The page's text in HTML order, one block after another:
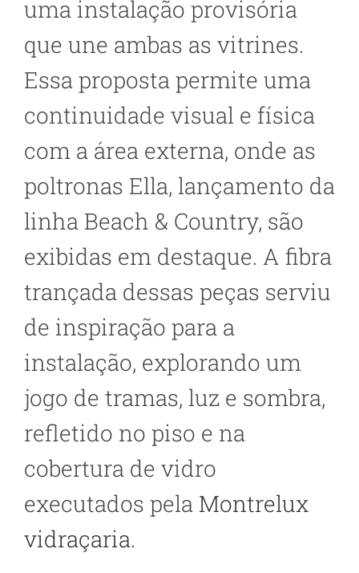
uma instalação provisória
que une ambas as vitrines.
Essa proposta permite uma
continuidade visual e física
com a área externa, onde as
poltronas Ella, lançamento da
linha Beach & Country, são
exibidas em destaque. A fibra
trançada dessas peças serviu
de inspiração para a
instalação, explorando um
jogo de tramas, luz e sombra,
refletido no piso e na
cobertura de vidro
executados pela Montrelux
vidraçaria.